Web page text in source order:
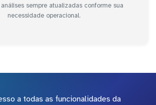
sempre atualizadas conforme sua
necessidade operacional.
a todas as funcionalidades da